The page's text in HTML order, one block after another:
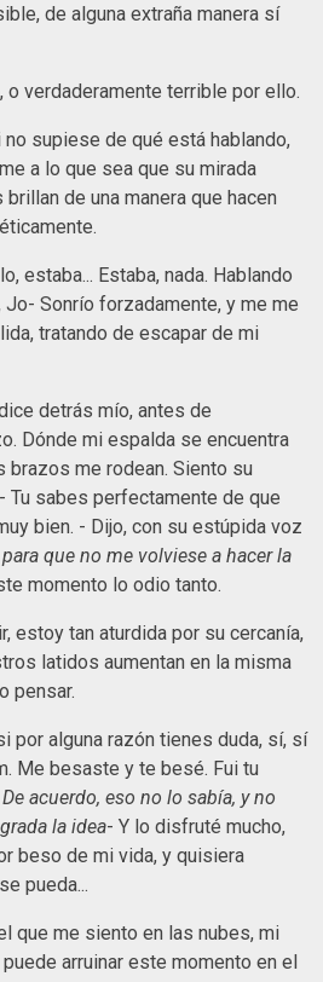
de alguna extraña manera sí
verdaderamente terrible por ello.
supiese de qué está hablando,
a lo que sea que su mirada
de una manera que hacen
estaba... Estaba, nada. Hablando
Sonrío forzadamente, y me me
tratando de escapar de mi
detrás mío, antes de
Dónde mi espalda se encuentra
brazos me rodean. Siento su
Tu sabes perfectamente de que
bien. - Dijo, con su estúpida voz
que no me volviese a hacer la
momento lo odio tanto.
estoy tan aturdida por su cercanía,
latidos aumentan en la misma
pensar.
por alguna razón tienes duda, sí, sí
Me besaste y te besé. Fui tu
De acuerdo, eso no lo sabía, y no
la idea- Y lo disfruté mucho,
beso de mi vida, y quisiera
pueda...
que me siento en las nubes, mi
arruinar este momento en el